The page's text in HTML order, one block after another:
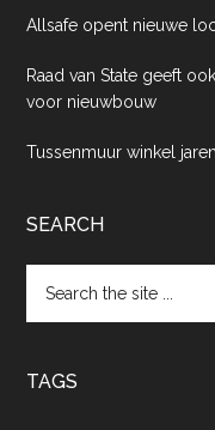
Allsafe opent nieuwe
Raad van State geeft
voor nieuwbouw
Tussenmuur winkel
SEARCH
the
TAGS